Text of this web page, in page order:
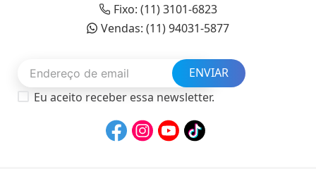
Fixo: (11) 3101-6823
Vendas: (11) 94031-5877
ENVIAR
Eu aceito receber essa newsletter.